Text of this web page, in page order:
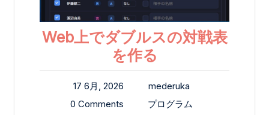
Web上でダブルスの対戦表
を作る
17 6月, 2026
mederuka
0 Comments
プログラム